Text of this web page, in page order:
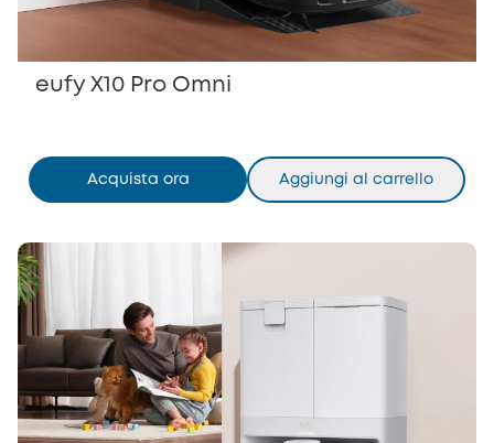
eufy X10 Pro Omni
Acquista ora Aggiungi al carrello